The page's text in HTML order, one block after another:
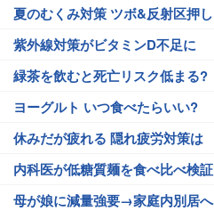
夏のむくみ対策 ツボ&反射区押し
紫外線対策がビタミンD不足に
緑茶を飲むと死亡リスク低まる?
ヨーグルト いつ食べたらいい?
休みだが疲れる 隠れ疲労対策は
内科医が低糖質麺を食べ比べ検証
母が娘に減量強要→家庭内別居へ